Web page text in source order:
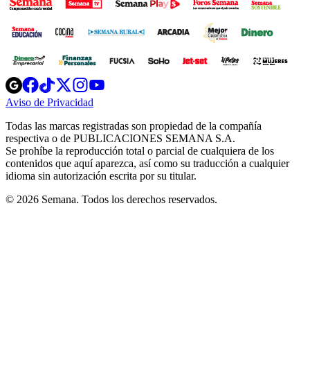
Opens
in
new
Opens
in
new
Opens
in
new
window
Opens
new
windowwindow
Aviso de Privacidad
new
window
Todas las marcas registradas son propiedad de la compañía
respectiva o de PUBLICACIONES SEMANA S.A.
Se prohíbe la reproducción total o parcial de cualquiera de los
contenidos que aquí aparezca, así como su traducción a cualquier
idioma sin autorización escrita por su titular.
© 2026 Semana. Todos los derechos reservados.